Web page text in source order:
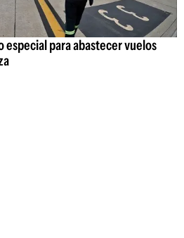
para abastecer vuelos